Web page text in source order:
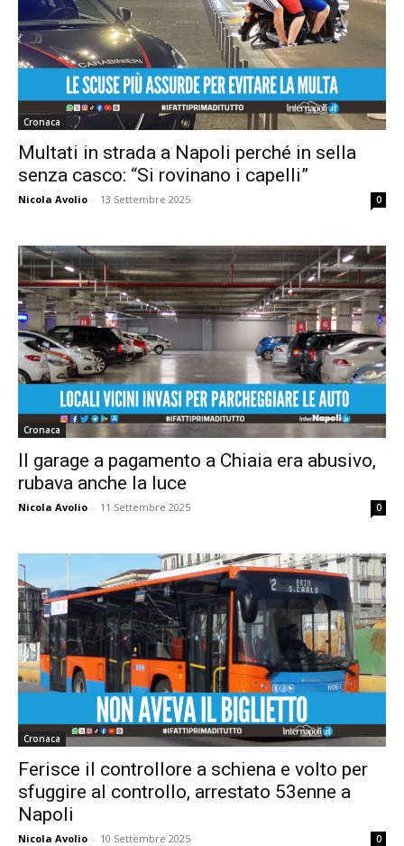
Cronaca
Multati in strada a Napoli perché in sella
senza casco: “Si rovinano i capelli”
Nicola Avolio - 13 Settembre 2025 0
Cronaca
Il garage a pagamento a Chiaia era abusivo,
rubava anche la luce
Nicola Avolio - 11 Settembre 2025 0
Cronaca
Ferisce il controllore a schiena e volto per
sfuggire al controllo, arrestato 53enne a
Napoli
Nicola Avolio - 10 Settembre 2025 0